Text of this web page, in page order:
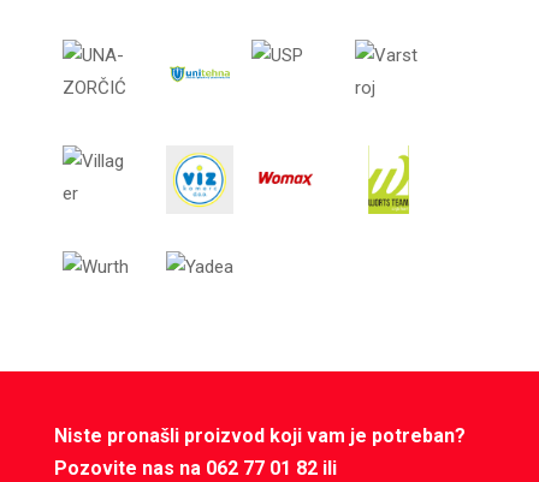
Niste pronašli proizvod koji vam je potreban?
Pozovite nas na 062 77 01 82 ili